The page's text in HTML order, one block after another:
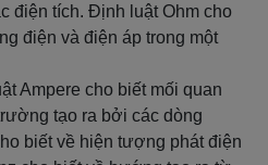
điện tích. Định luật Ohm cho
điện và điện áp trong một
Ampere cho biết mối quan
tạo ra bởi các dòng
biết về hiện tượng phát điện